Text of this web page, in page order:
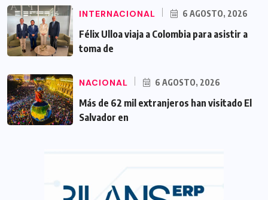
INTERNACIONAL 6 AGOSTO, 2026
Félix Ulloa viaja a Colombia para asistir a
toma de
NACIONAL 6 AGOSTO, 2026
Más de 62 mil extranjeros han visitado El
Salvador en